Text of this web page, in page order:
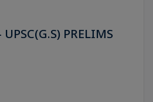
UPSC(G.S) PRELIMS